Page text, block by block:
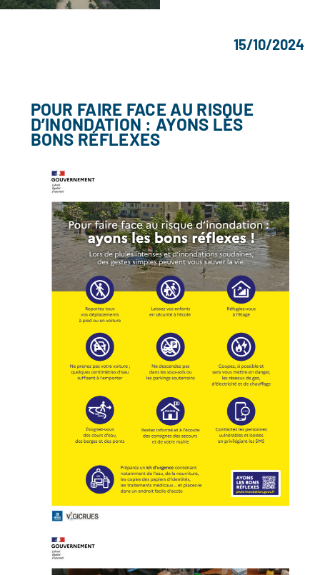
15/10/2024
POUR FAIRE FACE AU RISQUE
D’INONDATION : AYONS LES
BONS RÉFLEXES